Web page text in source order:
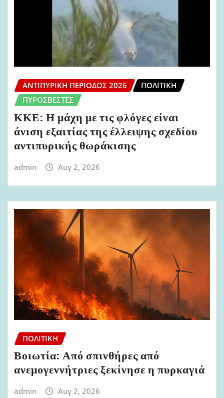
ΑΝΤΙΠΥΡΙΚΉ ΠΕΡΊΟΔΟΣ 2026
ΠΟΛΙΤΙΚΉ
ΠΥΡΟΣΒΈΣΤΕΣ
ΚΚΕ: Η μάχη με τις φλόγες είναι
άνιση εξαιτίας της έλλειψης σχεδίου
αντιπυρικής θωράκισης
admin Αυγ 2, 2026
ΠΟΛΙΤΙΚΉ
Βοιωτία: Από σπινθήρες από
ανεμογεννήτριες ξεκίνησε η πυρκαγιά
admin Αυγ 2, 2026